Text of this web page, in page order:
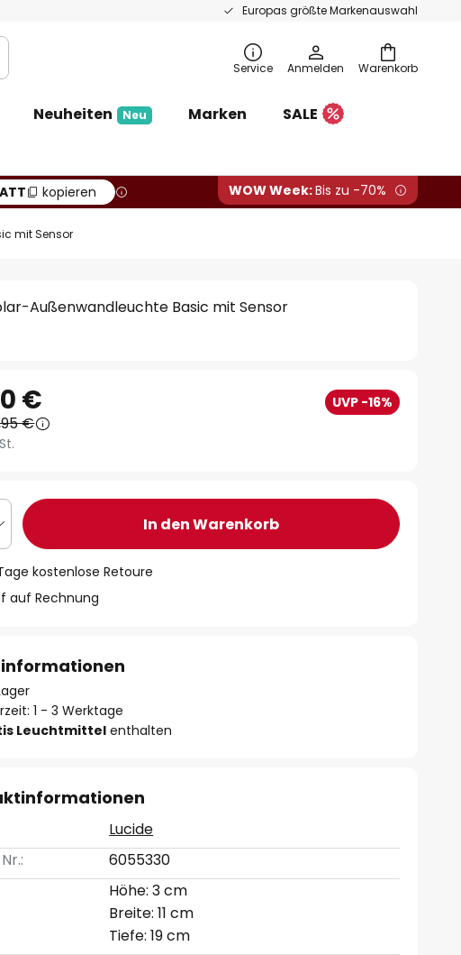
Europas größte Markenauswahl
Warenkorb
Service Anmelden
Neuheiten Neu Marken
SALE
kopieren WOW Week:Bis zu -70%
mit Sensor
Außenwandleuchte Basic mit Sensor
€ UVP -16%
€
In den Warenkorb
kostenlose Retoure
auf Rechnung
1 - 3 Werktage
Leuchtmittelenthalten
Lucide
6055330
Höhe: 3 cm
Breite: 11 cm
Tiefe: 19 cm